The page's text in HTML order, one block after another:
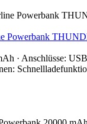
Powerbank
· Anschlüsse: